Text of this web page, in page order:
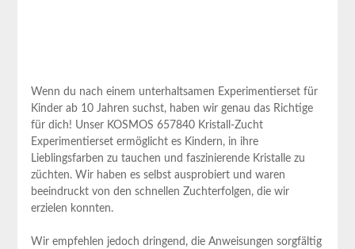
Wenn du nach einem unterhaltsamen Experimentierset für
Kinder ab 10 Jahren suchst, haben wir genau das Richtige
für dich! Unser KOSMOS 657840⁣ Kristall-Zucht
Experimentierset ermöglicht es Kindern, in ‍ihre
Lieblingsfarben zu tauchen und faszinierende Kristalle zu
züchten. Wir haben es selbst‌ ausprobiert und waren
beeindruckt von den schnellen Zuchterfolgen, die wir
erzielen konnten.
Wir empfehlen jedoch dringend, die⁤ Anweisungen sorgfältig